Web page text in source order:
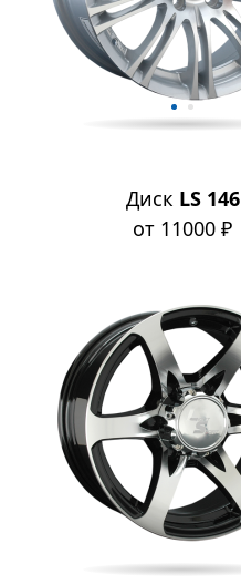
Диск LS 146
от 11000 ₽